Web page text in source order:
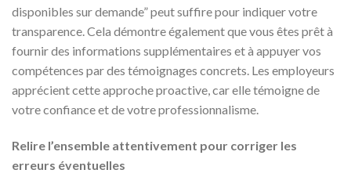
disponibles sur demande” peut suffire pour indiquer votre
transparence. Cela démontre également que vous êtes prêt à
fournir des informations supplémentaires et à appuyer vos
compétences par des témoignages concrets. Les employeurs
apprécient cette approche proactive, car elle témoigne de
votre confiance et de votre professionnalisme.
Relire l’ensemble attentivement pour corriger les
erreurs éventuelles